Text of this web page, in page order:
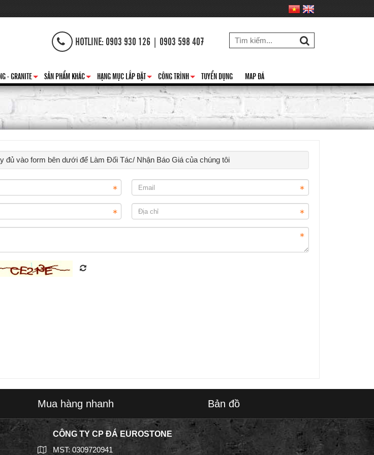
HOTLINE: 0903 930 126 | 0903 598 407
+
- GRANITE
+
SẢN PHẨM KHÁC
+
HẠNG MỤC LẮP ĐẶT
+
CÔNG TRÌNH TUYỂN DỤNG MAP ĐÁ
đủ vào form bên dưới để Làm Đối Tác/ Nhận Báo Giá của chúng tôi
Mua hàng nhanh
CÔNG TY CP ĐÁ EUROSTONE
MST: 0309720941
Bản đồ